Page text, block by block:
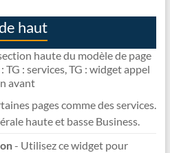
haut
haute du modèle de page
: services, TG : widget appel
avant
pages comme des services.
haute et basse Business.
- Utilisez ce widget pour